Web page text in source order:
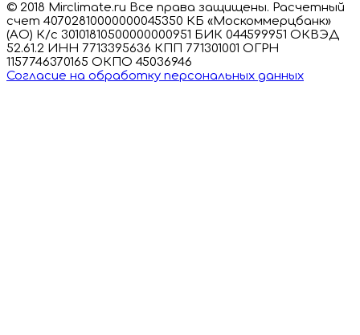
© 2018 Mirclimate.ru Все права защищены. Расчетный
счет 40702810000000045350 КБ «Москоммерцбанк»
(АО) К/с 30101810500000000951 БИК 044599951 ОКВЭД
52.61.2 ИНН 7713395636 КПП 771301001 ОГРН
1157746370165 ОКПО 45036946
Согласие на обработку персональных данных